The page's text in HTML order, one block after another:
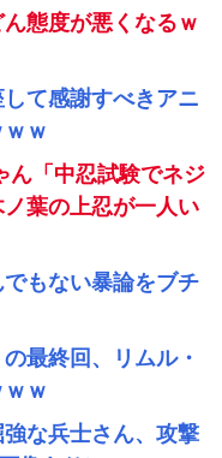
態度が悪くなるｗ
して感謝すべきアニ
ｗ
ん「中忍試験でネジ
葉の上忍が一人い
でもない暴論をブチ
最終回、リムル・
ｗ
強な兵士さん、攻撃